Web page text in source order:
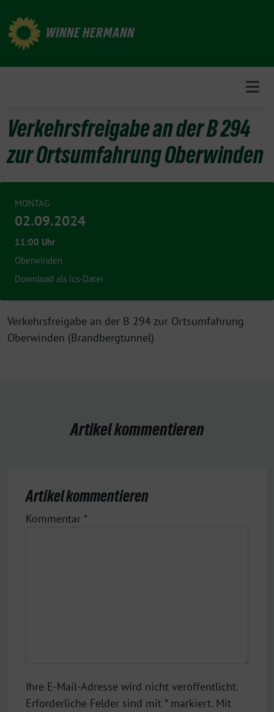
zum
Inhalt
WINNE HERMANN
Verkehrsfreigabe an der B 294
zur Ortsumfahrung Oberwinden
Verkehrsfreigabe an der B 294 zur Ortsumfahrung
Oberwinden (Brandbergtunnel)
MONTAG
02.09.2024
11:00 Uhr
Oberwinden
Download als ics-Datei
Artikel kommentieren
Artikel kommentieren
Kommentar *
Ihre E-Mail-Adresse wird nicht veröffentlicht.
Erforderliche Felder sind mit * markiert. Mit